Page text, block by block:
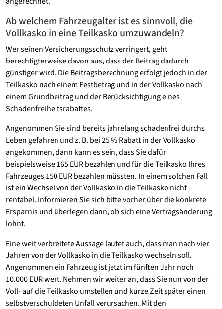
Ab welchem Fahrzeugalter ist es sinnvoll, die
Vollkasko in eine Teilkasko umzuwandeln?
Wer seinen Versicherungsschutz verringert, geht
berechtigterweise davon aus, dass der Beitrag dadurch
günstiger wird. Die Beitragsberechnung erfolgt jedoch in der
Teilkasko nach einem Festbetrag und in der Vollkasko nach
einem Grundbeitrag und der Berücksichtigung eines
Schadenfreiheitsrabattes.
Angenommen Sie sind bereits jahrelang schadenfrei durchs
Leben gefahren und z. B. bei 25 % Rabatt in der Vollkasko
angekommen, dann kann es sein, dass Sie dafür
beispielsweise 165 EUR bezahlen und für die Teilkasko Ihres
Fahrzeuges 150 EUR bezahlen müssten. In einem solchen Fall
ist ein Wechsel von der Vollkasko in die Teilkasko nicht
rentabel. Informieren Sie sich bitte vorher über die konkrete
Ersparnis und überlegen dann, ob sich eine Vertragsänderung
lohnt.
Eine weit verbreitete Aussage lautet auch, dass man nach vier
Jahren von der Vollkasko in die Teilkasko wechseln soll.
Angenommen ein Fahrzeug ist jetzt im fünften Jahr noch
10.000 EUR wert. Nehmen wir weiter an, dass Sie nun von der
Voll- auf die Teilkasko umstellen und kurze Zeit später einen
selbstverschuldeten Unfall verursachen. Mit den